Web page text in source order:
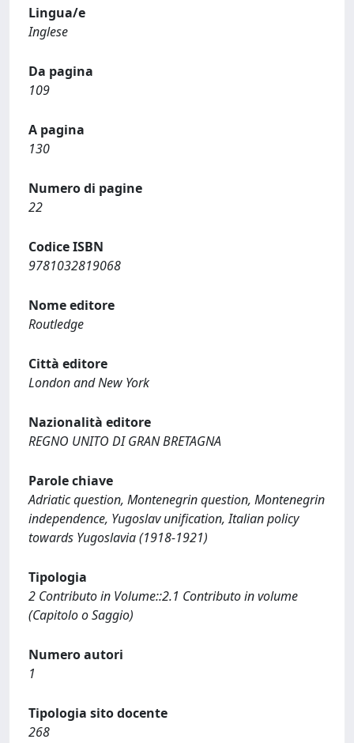
Lingua/e
Inglese
Da pagina
109
A pagina
130
Numero di pagine
22
Codice ISBN
9781032819068
Nome editore
Routledge
Città editore
London and New York
Nazionalità editore
REGNO UNITO DI GRAN BRETAGNA
Parole chiave
Adriatic question, Montenegrin question, Montenegrin
independence, Yugoslav unification, Italian policy
towards Yugoslavia (1918-1921)
Tipologia
2 Contributo in Volume::2.1 Contributo in volume
(Capitolo o Saggio)
Numero autori
1
Tipologia sito docente
268